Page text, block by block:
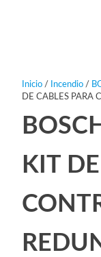
Inicio/ Incendio/
DE CABLES PARA
KIT